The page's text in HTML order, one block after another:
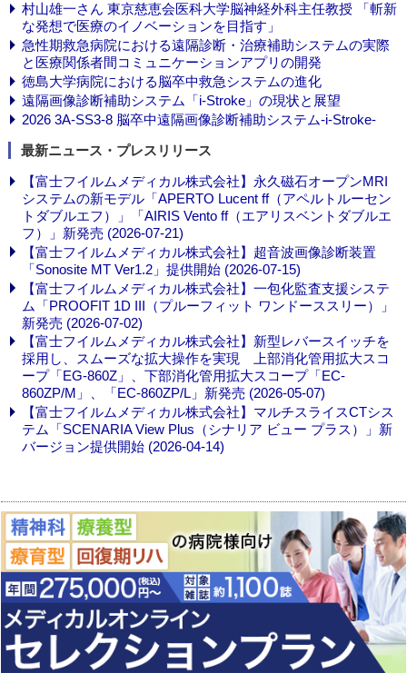
村山雄一さん 東京慈恵会医科大学脳神経外科主任教授 「斬新
な発想で医療のイノベーションを目指す」
急性期救急病院における遠隔診断・治療補助システムの実際
と医療関係者間コミュニケーションアプリの開発
徳島大学病院における脳卒中救急システムの進化
遠隔画像診断補助システム「i-Stroke」の現状と展望
2026 3A-SS3-8 脳卒中遠隔画像診断補助システム-i-Stroke-
最新ニュース・プレスリリース
【富士フイルムメディカル株式会社】永久磁石オープンMRI
システムの新モデル「APERTO Lucent ff（アペルトルーセン
トダブルエフ）」「AIRIS Vento ff（エアリスベントダブルエ
フ）」新発売 (2026-07-21)
【富士フイルムメディカル株式会社】超音波画像診断装置
「Sonosite MT Ver1.2」提供開始 (2026-07-15)
【富士フイルムメディカル株式会社】一包化監査支援システ
ム「PROOFIT 1D III（プルーフィット ワンドーススリー）」
新発売 (2026-07-02)
【富士フイルムメディカル株式会社】新型レバースイッチを
採用し、スムーズな拡大操作を実現 上部消化管用拡大スコ
ープ「EG-860Z」、下部消化管用拡大スコープ「EC-
860ZP/M」、「EC-860ZP/L」新発売 (2026-05-07)
【富士フイルムメディカル株式会社】マルチスライスCTシス
テム「SCENARIA View Plus（シナリア ビュー プラス）」新
バージョン提供開始 (2026-04-14)